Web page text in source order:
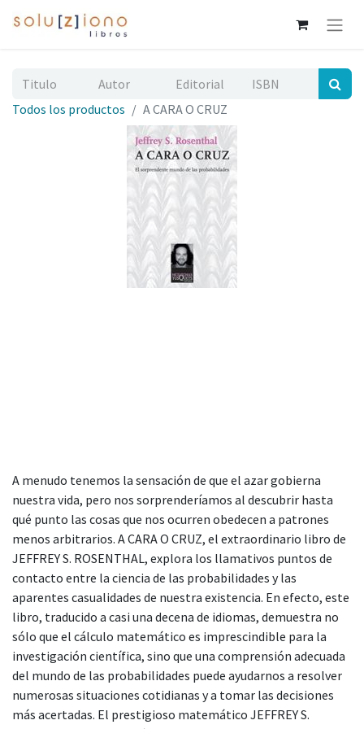
Todos los productos A CARA O CRUZ
A menudo tenemos la sensación de que el azar gobierna
nuestra vida, pero nos sorprenderíamos al descubrir hasta
qué punto las cosas que nos ocurren obedecen a patrones
menos arbitrarios. A CARA O CRUZ, el extraordinario libro de
JEFFREY S. ROSENTHAL, explora los llamativos puntos de
contacto entre la ciencia de las probabilidades y las
aparentes casualidades de nuestra existencia. En efecto, este
libro, traducido a casi una decena de idiomas, demuestra no
sólo que el cálculo matemático es imprescindible para la
investigación científica, sino que una comprensión adecuada
del mundo de las probabilidades puede ayudarnos a resolver
numerosas situaciones cotidianas y a tomar las decisiones
más acertadas. El prestigioso matemático JEFFREY S.